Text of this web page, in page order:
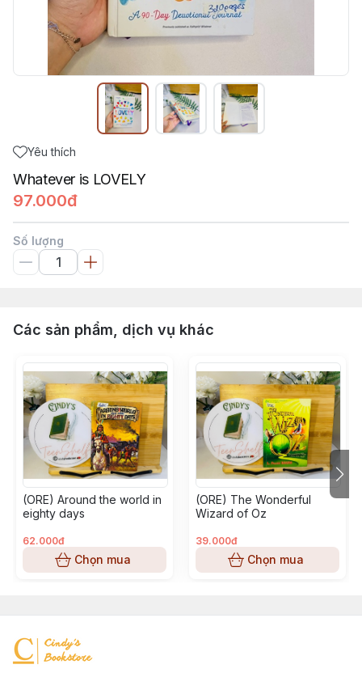
Yêu thích
Whatever is LOVELY
97.000đ
Số lượng
Các sản phẩm, dịch vụ khác
(ORE) Around the world in
eighty days
62.000đ
Chọn mua
(ORE) The Wonderful
Wizard of Oz
39.000đ
Chọn mua